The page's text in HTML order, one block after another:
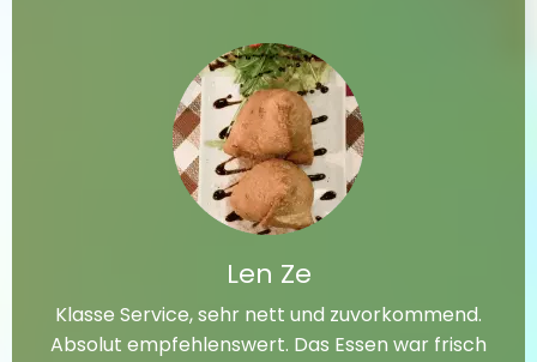
Len Ze
Klasse Service, sehr nett und zuvorkommend.
Absolut empfehlenswert. Das Essen war frisch